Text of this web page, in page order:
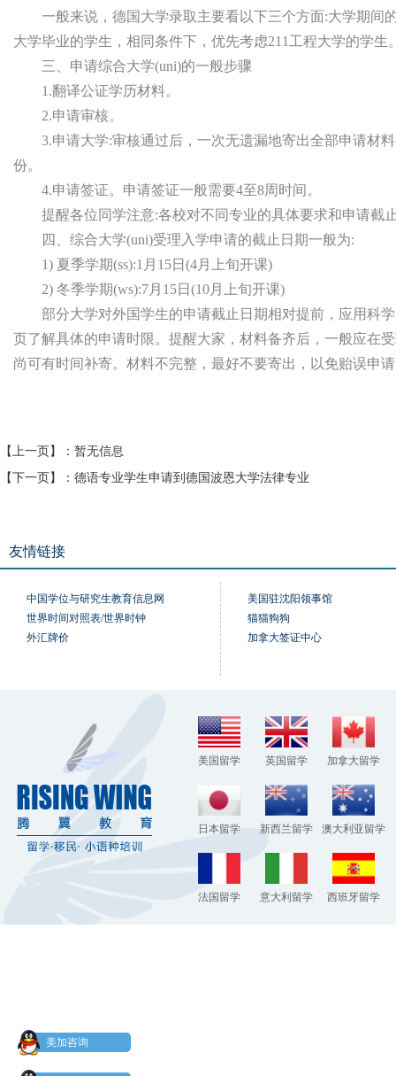
一般来说，德国大学录取主要看以下三个方面:大学期间
大学毕业的学生，相同条件下，优先考虑211工程大学的学生
三、申请综合大学(uni)的一般步骤
1.翻译公证学历材料。
2.申请审核。
3.申请大学:审核通过后，一次无遗漏地寄出全部申请材料
份。
4.申请签证。申请签证一般需要4至8周时间。
提醒各位同学注意:各校对不同专业的具体要求和申请截
四、综合大学(uni)受理入学申请的截止日期一般为:
1) 夏季学期(ss):1月15日(4月上旬开课)
2) 冬季学期(ws):7月15日(10月上旬开课)
部分大学对外国学生的申请截止日期相对提前，应用科学
页了解具体的申请时限。提醒大家，材料备齐后，一般应在
尚可有时间补寄。材料不完整，最好不要寄出，以免贻误申
【上一页】： 暂无信息
【下一页】： 德语专业学生申请到德国波恩大学法律专业
友情链接
中国学位与研究生教育信息网
世界时间对照表/世界时钟
外汇牌价
美国驻沈阳领事馆
猫猫狗狗
加拿大签证中心
美国留学 英国留学 加拿大留学
日本留学 新西兰留学 澳大利亚留学
法国留学 意大利留学 西班牙留学
美加咨询